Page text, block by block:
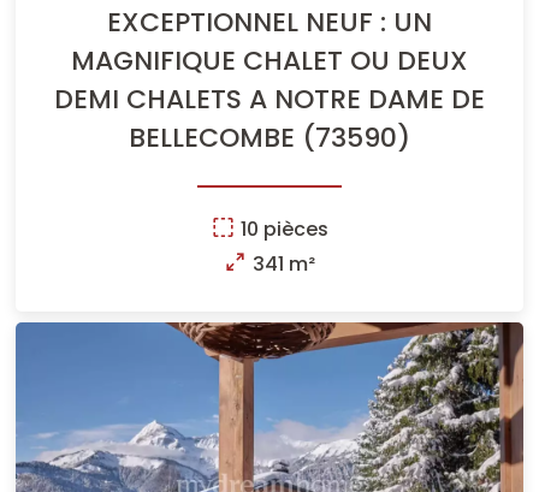
EXCEPTIONNEL NEUF : UN
MAGNIFIQUE CHALET OU DEUX
DEMI CHALETS A NOTRE DAME DE
BELLECOMBE (73590)
10 pièces
341 m²